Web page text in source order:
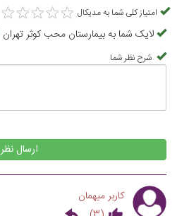
امتیاز کلی شما به مدیکال ★★★★★
★★★★★
لایک شما به بیمارستان محب کوثر تهران
شرح نظر شما
ارسال نظر
کاربر میهمان